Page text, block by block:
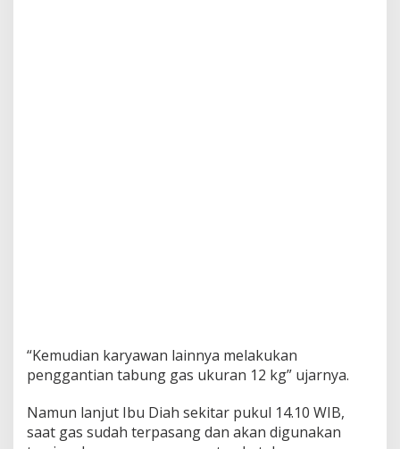
“Kemudian karyawan lainnya melakukan
penggantian tabung gas ukuran 12 kg” ujarnya.
Namun lanjut Ibu Diah sekitar pukul 14.10 WIB,
saat gas sudah terpasang dan akan digunakan